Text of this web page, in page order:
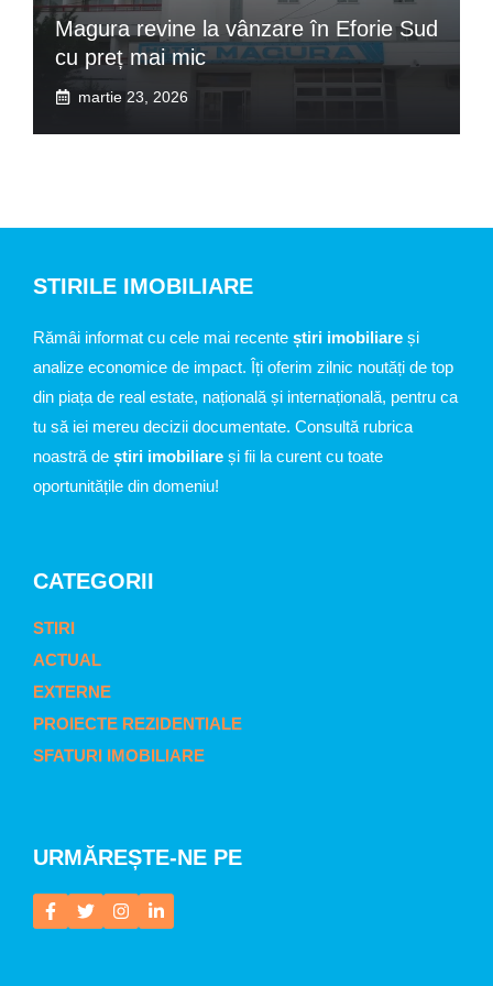
Magura revine la vânzare în Eforie Sud
cu preț mai mic
martie 23, 2026
STIRILE IMOBILIARE
Rămâi informat cu cele mai recente știri imobiliare și
analize economice de impact. Îți oferim zilnic noutăți de top
din piața de real estate, națională și internațională, pentru ca
tu să iei mereu decizii documentate. Consultă rubrica
noastră de știri imobiliare și fii la curent cu toate
oportunitățile din domeniu!
CATEGORII
STIRI
ACTUAL
EXTERNE
PROIECTE REZIDENTIALE
SFATURI IMOBILIARE
URMĂREȘTE-NE PE